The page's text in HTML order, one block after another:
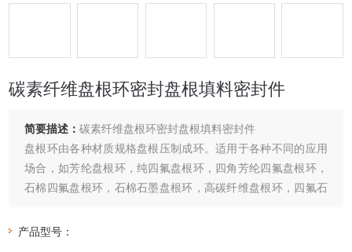
碳素纤维盘根环密封盘根填料密封件
简要描述：碳素纤维盘根环密封盘根填料密封件
盘根环由各种材质规格盘根压制成环。适用于各种不同的应用
场合，如芳纶盘根环，纯四氟盘根环，四角芳纶四氟盘根环，
石棉四氟盘根环，石棉石墨盘根环，高碳纤维盘根环，四氟石
等性能特点：根据各种盘根的性能特点，选用在相应的行业和
产品型号：